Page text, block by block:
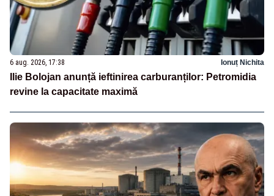
6 aug. 2026, 17:38 Ionuț Nichita
Ilie Bolojan anunță ieftinirea carburanților: Petromidia
revine la capacitate maximă